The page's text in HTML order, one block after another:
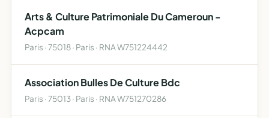
Arts & Culture Patrimoniale Du Cameroun -
Acpcam
Paris · 75018 · Paris · RNA W751224442
Association Bulles De Culture Bdc
Paris · 75013 · Paris · RNA W751270286